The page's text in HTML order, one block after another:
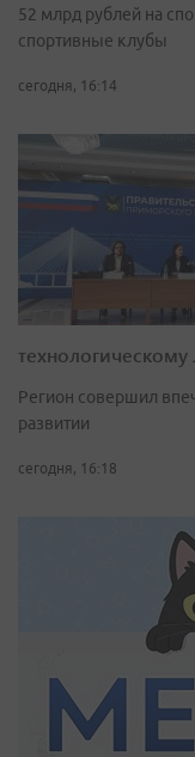
52 млрд рублей на
спортивные клубы
сегодня, 16:14
технологическому
Регион совершил
развитии
сегодня, 16:18